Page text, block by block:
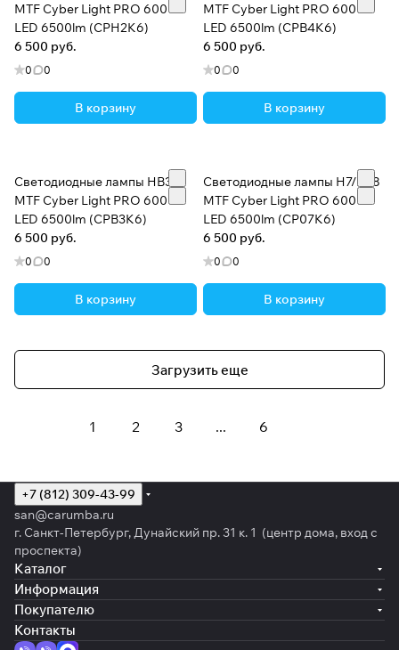
MTF Cyber Light PRO 6000K
LED 6500lm (CPH2K6)
6 500 руб.
0 0
В корзину
MTF Cyber Light PRO 6000K
LED 6500lm (CPB4K6)
6 500 руб.
0 0
В корзину
Светодиодные лампы HB3
MTF Cyber Light PRO 6000K
LED 6500lm (CPB3K6)
6 500 руб.
0 0
В корзину
Светодиодные лампы H7/H18
MTF Cyber Light PRO 6000K
LED 6500lm (CP07K6)
6 500 руб.
0 0
В корзину
Загрузить еще
1 2 3 ... 6
+7 (812) 309-43-99
san@carumba.ru
г. Санкт-Петербург, Дунайский пр. 31 к. 1 (центр дома, вход с
проспекта)
Каталог
Информация
Покупателю
Контакты